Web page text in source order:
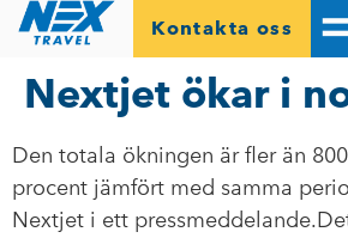
Kontakta oss
Nextjet ökar i
Den totala ökningen är fler än
procent jämfört med samma
Nextjet i ett pressmeddelande.